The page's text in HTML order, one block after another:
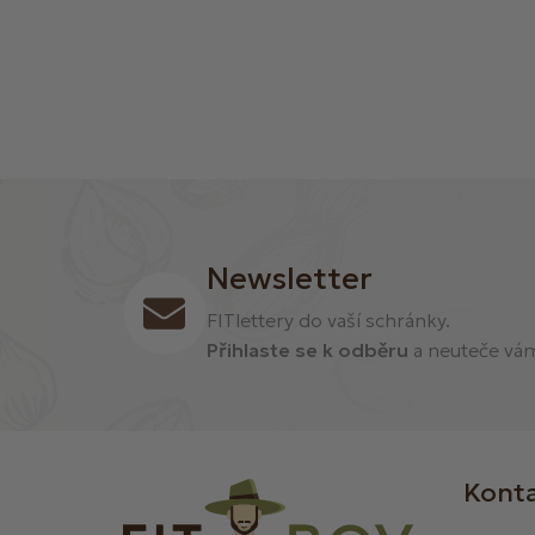
Newsletter
FITlettery do vaší schránky.
Přihlaste se k odběru a neuteče